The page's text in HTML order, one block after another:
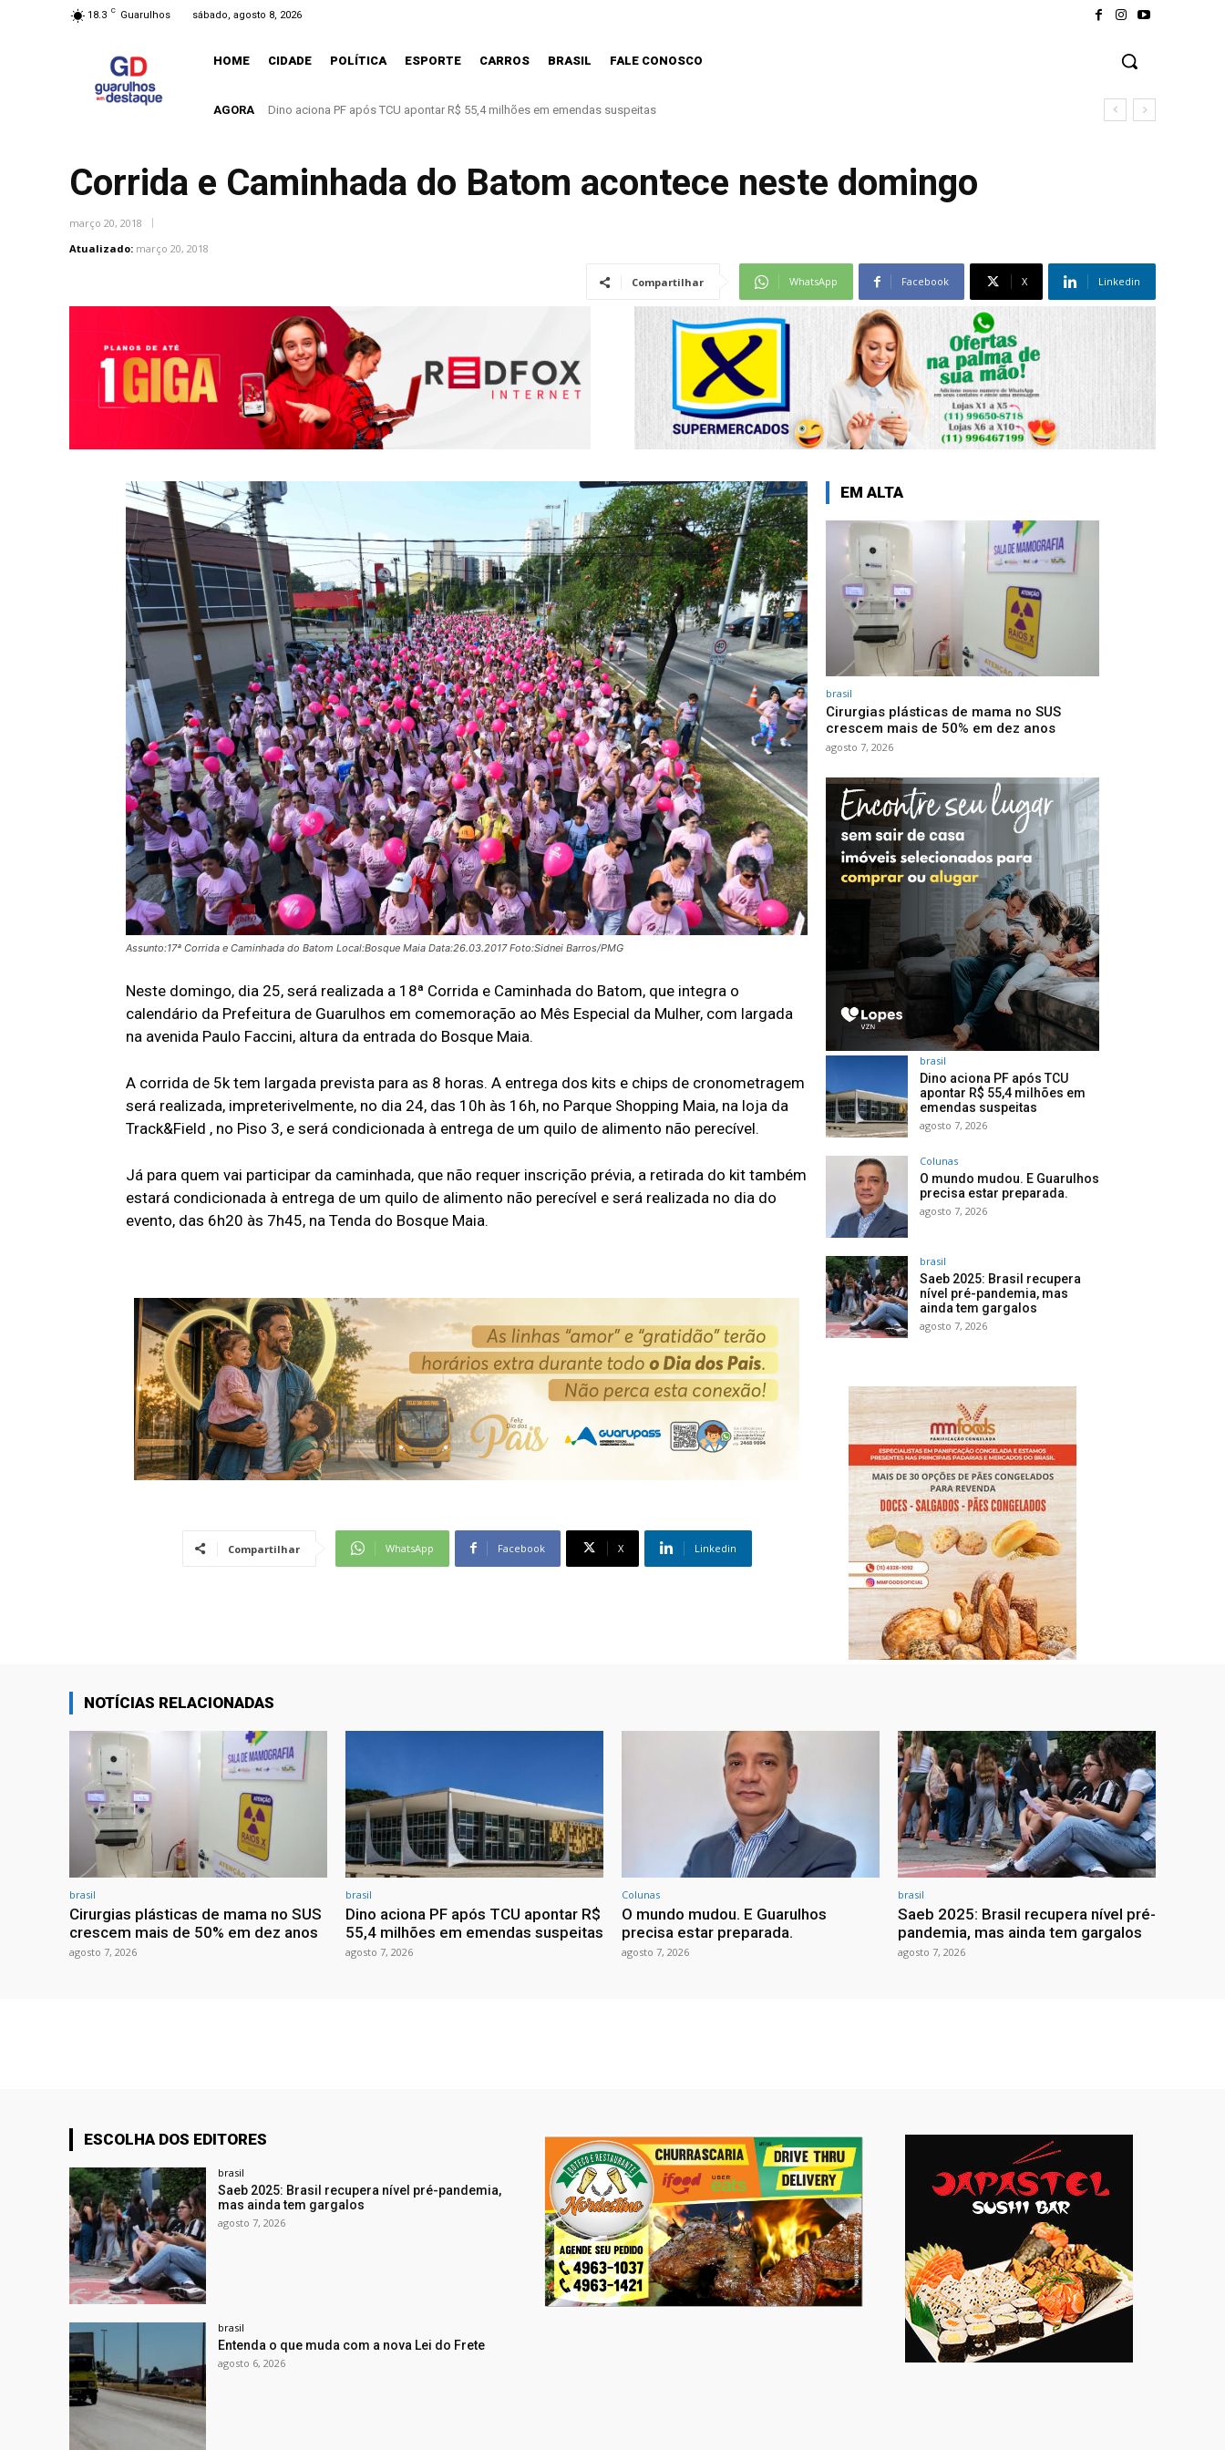
18.3 C Guarulhos sábado, agosto 8, 2026
HOME CIDADE POLÍTICA ESPORTE CARROS BRASIL FALE CONOSCO
AGORA O mundo mudou. E Guarulhos precisa estar preparada.
Corrida e Caminhada do Batom acontece neste domingo
março 20, 2018
Atualizado: março 20, 2018
Compartilhar WhatsApp Facebook X Linkedin
Assunto:17ª Corrida e Caminhada do Batom Local:Bosque Maia Data:26.03.2017 Foto:Sidnei Barros/PMG
Neste domingo, dia 25, será realizada a 18ª Corrida e Caminhada do Batom, que integra o
calendário da Prefeitura de Guarulhos em comemoração ao Mês Especial da Mulher, com largada
na avenida Paulo Faccini, altura da entrada do Bosque Maia.
A corrida de 5k tem largada prevista para as 8 horas. A entrega dos kits e chips de cronometragem
será realizada, impreterivelmente, no dia 24, das 10h às 16h, no Parque Shopping Maia, na loja da
Track&Field , no Piso 3, e será condicionada à entrega de um quilo de alimento não perecível.
Já para quem vai participar da caminhada, que não requer inscrição prévia, a retirada do kit também
estará condicionada à entrega de um quilo de alimento não perecível e será realizada no dia do
evento, das 6h20 às 7h45, na Tenda do Bosque Maia.
Compartilhar WhatsApp Facebook X Linkedin
EM ALTA
brasil
Cirurgias plásticas de mama no SUS
crescem mais de 50% em dez anos
agosto 7, 2026
brasil
Dino aciona PF após TCU
apontar R$ 55,4 milhões em
emendas suspeitas
agosto 7, 2026
Colunas
O mundo mudou. E Guarulhos
precisa estar preparada.
agosto 7, 2026
brasil
Saeb 2025: Brasil recupera
nível pré-pandemia, mas
ainda tem gargalos
agosto 7, 2026
NOTÍCIAS RELACIONADAS
brasil
Cirurgias plásticas de mama no SUS
crescem mais de 50% em dez anos
agosto 7, 2026
brasil
Dino aciona PF após TCU apontar R$
55,4 milhões em emendas suspeitas
agosto 7, 2026
Colunas
O mundo mudou. E Guarulhos
precisa estar preparada.
agosto 7, 2026
brasil
Saeb 2025: Brasil recupera nível pré-
pandemia, mas ainda tem gargalos
agosto 7, 2026
ESCOLHA DOS EDITORES
brasil
Saeb 2025: Brasil recupera nível pré-pandemia,
mas ainda tem gargalos
agosto 7, 2026
brasil
Entenda o que muda com a nova Lei do Frete
agosto 6, 2026